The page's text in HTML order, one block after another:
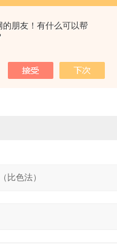
的朋友！有什么可以帮
含物质可以吸收特定波长
据是Lambert和Beer定律。